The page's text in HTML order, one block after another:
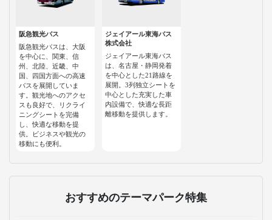
阪急観光バス
阪急観光バスは、大阪
を中心に、関東、信
州、北陸、近畿、中
国、四国方面への高速
バスを展開していま
す。観光地へのアクセ
スも良好で、リクライ
ニングシートを完備
し、快適な移動を提
供。ビジネスや観光の
移動にも便利。
ジェイアール東海バス
株式会社
ジェイアール東海バス
は、名古屋・静岡発着
を中心とした21路線を
展開。3列独立シートを
中心とした充実した車
内設備で、快適な長距
離移動を提供します。
おすすめのテーマパーク特集